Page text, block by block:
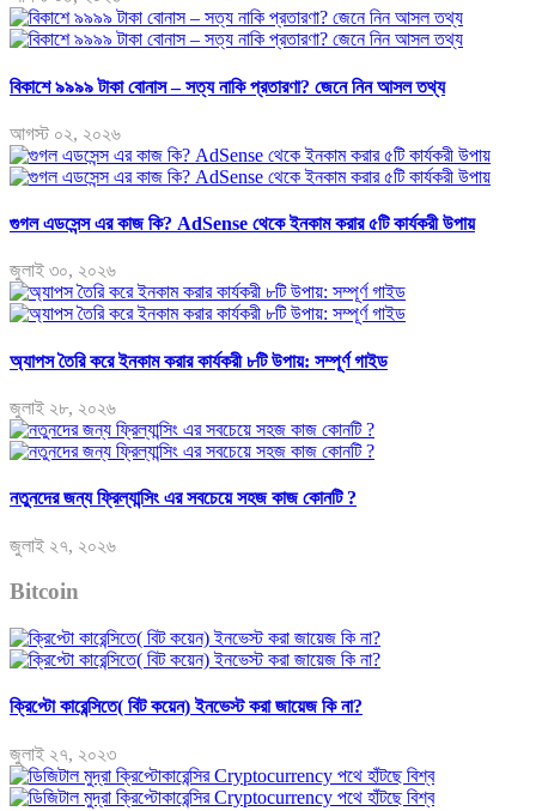
বিকাশে ৯৯৯৯ টাকা বোনাস – সত্য নাকি প্রতারণা? জেনে নিন আসল তথ্য
আগস্ট ০২, ২০২৬
গুগল এডসেন্স এর কাজ কি? AdSense থেকে ইনকাম করার ৫টি কার্যকরী উপায়
জুলাই ৩০, ২০২৬
অ্যাপস তৈরি করে ইনকাম করার কার্যকরী ৮টি উপায়: সম্পূর্ণ গাইড
জুলাই ২৮, ২০২৬
নতুনদের জন্য ফ্রিল্যান্সিং এর সবচেয়ে সহজ কাজ কোনটি ?
জুলাই ২৭, ২০২৬
Bitcoin
ক্রিপ্টো কারেন্সিতে( বিট কয়েন) ইনভেস্ট করা জায়েজ কি না?
জুলাই ২৭, ২০২৩